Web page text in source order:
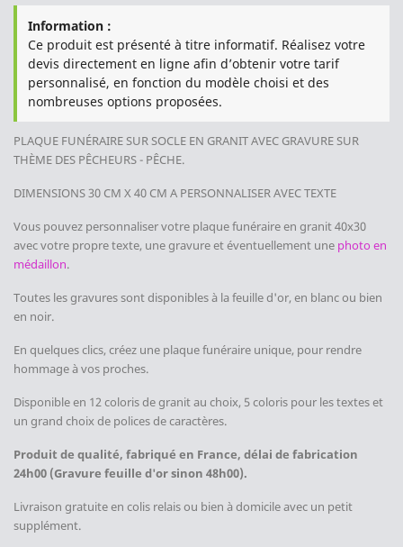
Information :
Ce produit est présenté à titre informatif. Réalisez votre
devis directement en ligne afin d’obtenir votre tarif
personnalisé, en fonction du modèle choisi et des
nombreuses options proposées.
PLAQUE FUNÉRAIRE SUR SOCLE EN GRANIT AVEC GRAVURE SUR
THÈME DES PÊCHEURS - PÊCHE.
DIMENSIONS 30 CM X 40 CM A PERSONNALISER AVEC TEXTE
Vous pouvez personnaliser votre plaque funéraire en granit 40x30
avec votre propre texte, une gravure et éventuellement une photo en
médaillon.
Toutes les gravures sont disponibles à la feuille d'or, en blanc ou bien
en noir.
En quelques clics, créez une plaque funéraire unique, pour rendre
hommage à vos proches.
Disponible en 12 coloris de granit au choix, 5 coloris pour les textes et
un grand choix de polices de caractères.
Produit de qualité, fabriqué en France, délai de fabrication
24h00 (Gravure feuille d'or sinon 48h00).
Livraison gratuite en colis relais ou bien à domicile avec un petit
supplément.